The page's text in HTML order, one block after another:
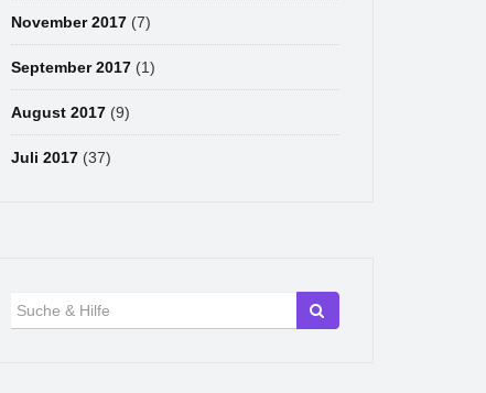
November 2017 (7)
September 2017 (1)
August 2017 (9)
Juli 2017 (37)